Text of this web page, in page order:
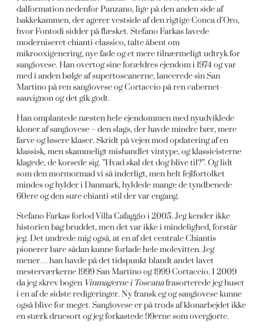
dalformation nedenfor Panzano, lige på den anden side af
bakkekammen, der agerer vestside af den rigtige Conca d’Oro,
hvor Fontodi sidder på flæsket. Stefano Farkas lavede
moderniseret chianti-classico, talte åbent om
mikrooxigenering, nye fade og et mere tilnærmeligt udtryk for
sangiovese. Han overtog sine forældres ejendom i 1974 og var
med i anden bølge af supertoscanerne, lancerede sin San
Martino på ren sangiovese og Cortaccio på ren cabernet-
sauvignon og det gik godt.
Han omplantede næsten hele ejendommen med nyudviklede
kloner af sangiovese – den slags, der havde mindre bær, mere
farve og løsere klaser. Skridt på vejen mod opdatering af en
klassisk, men skammeligt mishandlet vintype, og klassicisterne
klagede, de korsede sig. ”Hvad skal det dog blive til?”. Og lidt
som den mormormad vi så inderligt, men helt fejlfortolket
mindes og hylder i Danmark, hyldede mange de tyndbenede
60ere og den sure chianti-stil der var engang.
Stefano Farkas forlod Villa Cafaggio i 2005. Jeg kender ikke
historien bag bruddet, men det var ikke i mindelighed, forstår
jeg. Det undrede mig også, at en af det centrale Chiantis
pionerer bare sådan kunne forlade hele molevitten. Jeg
mener… han havde på det tidspunkt blandt andet lavet
mesterværkerne 1999 San Martino og 1999 Cortaccio. I 2009
da jeg skrev bogen Vinmagerne i Toscanafrasorterede jeg huset
i en af de sidste redigeringer. Ny fransk eg og sangiovese kunne
også blive for meget. Sangiovese er på trods af klonarbejdet ikke
en stærk druesort og jeg forkastede 99erne som overgjorte.